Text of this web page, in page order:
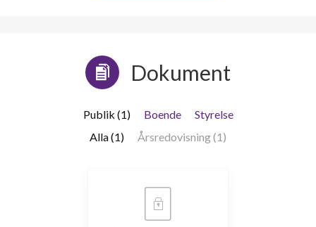
Dokument
Publik (1) Boende
Styrelse
Alla (1)
Årsredovisning (1)